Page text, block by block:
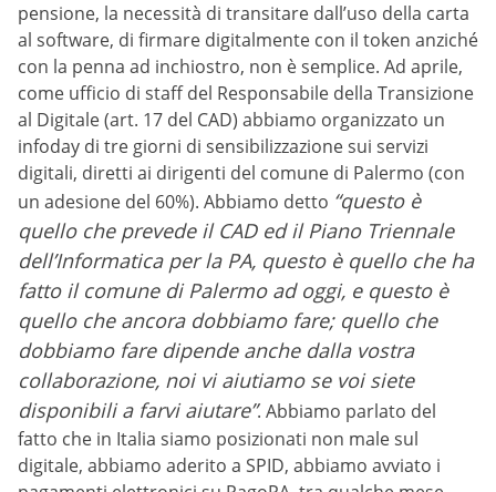
pensione, la necessità di transitare dall’uso della carta
al software, di firmare digitalmente con il token anziché
con la penna ad inchiostro, non è semplice. Ad aprile,
come ufficio di staff del Responsabile della Transizione
al Digitale (art. 17 del CAD) abbiamo organizzato un
infoday di tre giorni di sensibilizzazione sui servizi
digitali, diretti ai dirigenti del comune di Palermo (con
un adesione del 60%). Abbiamo detto “questo è
quello che prevede il CAD ed il Piano Triennale
dell’Informatica per la PA, questo è quello che ha
fatto il comune di Palermo ad oggi, e questo è
quello che ancora dobbiamo fare; quello che
dobbiamo fare dipende anche dalla vostra
collaborazione, noi vi aiutiamo se voi siete
disponibili a farvi aiutare”. Abbiamo parlato del
fatto che in Italia siamo posizionati non male sul
digitale, abbiamo aderito a SPID, abbiamo avviato i